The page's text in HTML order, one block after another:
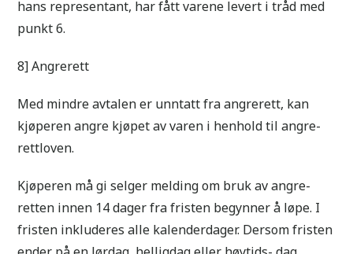
hans representant, har fått varene levert i tråd med
punkt 6.
8] Angrerett
Med mindre avtalen er unntatt fra angrerett, kan
kjøperen angre kjøpet av varen i henhold til angre-
rettloven.
Kjøperen må gi selger melding om bruk av angre-
retten innen 14 dager fra fristen begynner å løpe. I
fristen inkluderes alle kalenderdager. Dersom fristen